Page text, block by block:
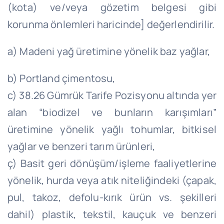
(kota) ve/veya gözetim belgesi gibi
korunma önlemleri haricinde] değerlendirilir.
a) Madeni yağ üretimine yönelik baz yağlar,
b) Portland çimentosu,
c) 38.26 Gümrük Tarife Pozisyonu altında yer
alan “biodizel ve bunların karışımları”
üretimine yönelik yağlı tohumlar, bitkisel
yağlar ve benzeri tarım ürünleri,
ç) Basit geri dönüşüm/işleme faaliyetlerine
yönelik, hurda veya atık niteliğindeki (çapak,
pul, takoz, defolu-kırık ürün vs. şekilleri
dahil) plastik, tekstil, kauçuk ve benzeri